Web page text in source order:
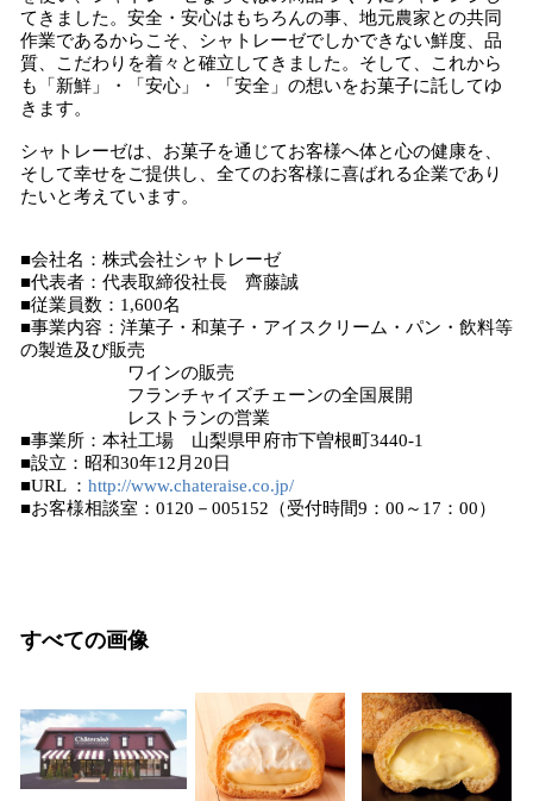
てきました。安全・安心はもちろんの事、地元農家との共同
作業であるからこそ、シャトレーゼでしかできない鮮度、品
質、こだわりを着々と確立してきました。そして、これから
も「新鮮」・「安心」・「安全」の想いをお菓子に託してゆ
きます。
シャトレーゼは、お菓子を通じてお客様へ体と心の健康を、
そして幸せをご提供し、全てのお客様に喜ばれる企業であり
たいと考えています。
■会社名：株式会社シャトレーゼ
■代表者：代表取締役社長 齊藤誠
■従業員数：1,600名
■事業内容：洋菓子・和菓子・アイスクリーム・パン・飲料等
の製造及び販売
ワインの販売
フランチャイズチェーンの全国展開
レストランの営業
■事業所：本社工場 山梨県甲府市下曽根町3440-1
■設立：昭和30年12月20日
■URL ： http://www.chateraise.co.jp/
■お客様相談室：0120－005152（受付時間9：00～17：00）
すべての画像